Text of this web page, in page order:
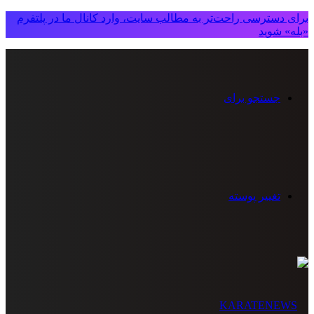
برای دسترسی راحت‌تر به مطالب سایت، وارد کانال ما در پلتفرم
«بله» شوید
جستجو برای
تغییر پوسته